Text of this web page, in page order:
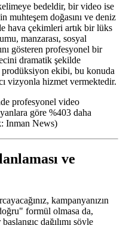
bedeldir, bir video ise
doğasını ve deniz
hava çekimleri artık bir lüks
manzarası, sosyal
gösteren profesyonel bir
dramatik şekilde
ekibi, bu konuda
vizyonla hizmet vermektedir.
profesyonel video
göre %403 daha
Inman News)
ve
kampanyanızın
formül olmasa da,
dağılımı şöyle